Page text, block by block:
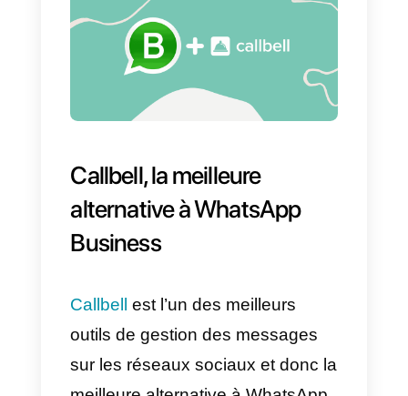
C’est pour cela qu’il est conseillé
de chercher une alternative qui
permet de gérer les leads et les
afin qu’une équipe de vente
puisse se connecter directement
WhatsApp et servir les clients,
distribuer des leads ou même